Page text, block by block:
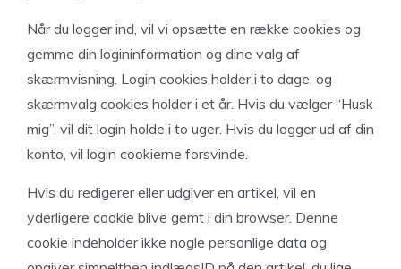
Når du logger ind, vil vi opsætte en række cookies og
gemme din logininformation og dine valg af
skærmvisning. Login cookies holder i to dage, og
skærmvalg cookies holder i et år. Hvis du vælger “Husk
mig”, vil dit login holde i to uger. Hvis du logger ud af din
konto, vil login cookierne forsvinde.
Hvis du redigerer eller udgiver en artikel, vil en
yderligere cookie blive gemt i din browser. Denne
cookie indeholder ikke nogle personlige data og